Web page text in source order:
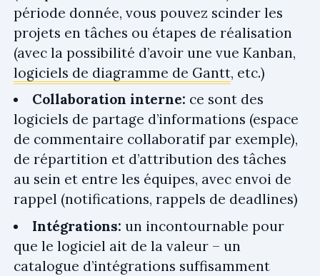
période donnée, vous pouvez scinder les
projets en tâches ou étapes de réalisation
(avec la possibilité d’avoir une vue Kanban,
logiciels de diagramme de Gantt, etc.)
Collaboration interne: ce sont des
logiciels de partage d’informations (espace
de commentaire collaboratif par exemple),
de répartition et d’attribution des tâches
au sein et entre les équipes, avec envoi de
rappel (notifications, rappels de deadlines)
Intégrations: un incontournable pour
que le logiciel ait de la valeur – un
catalogue d’intégrations suffisamment